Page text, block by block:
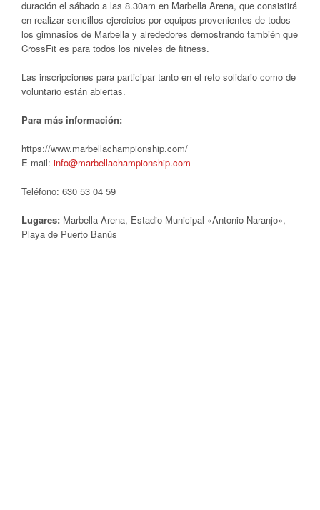
duración el sábado a las 8.30am en Marbella Arena, que consistirá
en realizar sencillos ejercicios por equipos provenientes de todos
los gimnasios de Marbella y alrededores demostrando también que
CrossFit es para todos los niveles de fitness.
Las inscripciones para participar tanto en el reto solidario como de
voluntario están abiertas.
Para más información:
https://www.marbellachampionship.com/
E-mail: info@marbellachampionship.com
Teléfono: 630 53 04 59
Lugares: Marbella Arena, Estadio Municipal «Antonio Naranjo»,
Playa de Puerto Banús